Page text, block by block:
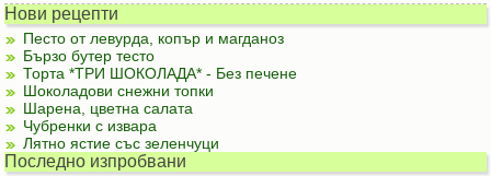
Нови рецепти
Песто от левурда, копър и магданоз
Бързо бутер тесто
Торта *ТРИ ШОКОЛАДА* - Без печене
Шоколадови снежни топки
Шарена, цветна салата
Чубренки с извара
Лятно ястие със зеленчуци
Последно изпробвани